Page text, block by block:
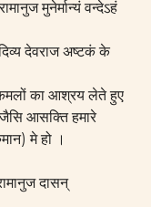
मुनेर्मान्यं वन्देऽहं
देवराज अष्टकं के
का आश्रय लेते हुए
आसक्ति हमारे
)मे हो ।
दासन्